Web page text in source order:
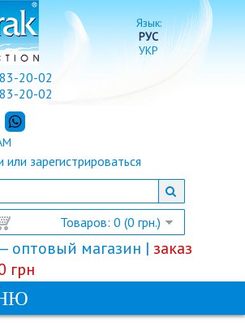
Язык:
РУС
УКР
Товаров: 0 (0 грн.)
или зарегистрироваться
20-02
20-02
оптовый магазин | заказ
грн